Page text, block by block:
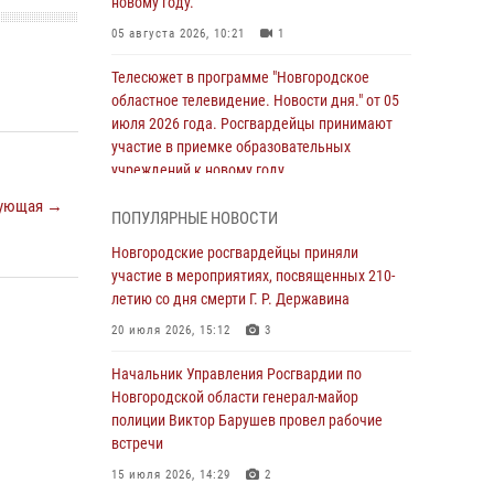
→
05 августа 2026, 10:21 1
Телесюжет в программе "Новгородское
областное телевидение. Новости дня." от 05
июля 2026 года. Росгвардейцы принимают
участие в приемке образовательных
учреждений к новому году.
Росгвардейцы из Великого Новгорода стали
Чемпионате Северо-Западного округа
Сотрудники новгородской Росгвардии
встретились с детьми из детского лагеря
04 августа 2026, 09:13
ПОПУЛЯРНЫЕ НОВОСТИ
Новгородские росгвардейцы приняли
участие в мероприятиях, посвященных 210-
летию со дня смерти Г. Р. Державина
20 июля 2026, 15:12 3
Начальник Управления Росгвардии по
Новгородской области генерал-майор
полиции Виктор Барушев провел рабочие
встречи
15 июля 2026, 14:29 2